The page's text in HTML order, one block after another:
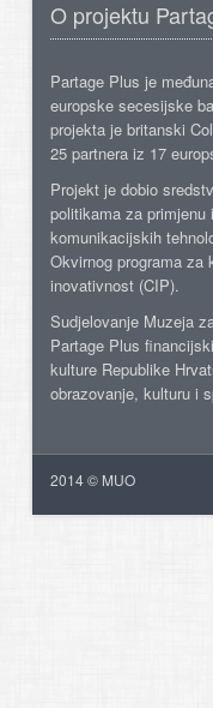
O projektu
Partage Plus je
europske secesijske
projekta je britanski
25 partnera iz 17
Projekt je dobio
politikama za primjenu
komunikacijskih
Okvirnog programa za
inovativnost (CIP).
Sudjelovanje Muzeja
Partage Plus
kulture Republike
obrazovanje, kulturu i
2014 © MUO